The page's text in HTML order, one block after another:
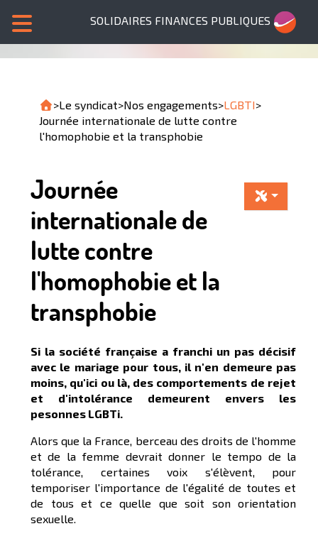
SOLIDAIRES FINANCES PUBLIQUES
>Le syndicat>Nos engagements>LGBTI>
Journée internationale de lutte contre
l'homophobie et la transphobie
Journée
internationale de
lutte contre
l'homophobie et la
transphobie
Si la société française a franchi un pas décisif
avec le mariage pour tous, il n'en demeure pas
moins, qu'ici ou là, des comportements de rejet
et d'intolérance demeurent envers les
pesonnes LGBTi.
Alors que la France, berceau des droits de l'homme
et de la femme devrait donner le tempo de la
tolérance, certaines voix s'élèvent, pour
temporiser l'importance de l'égalité de toutes et
de tous et ce quelle que soit son orientation
sexuelle.